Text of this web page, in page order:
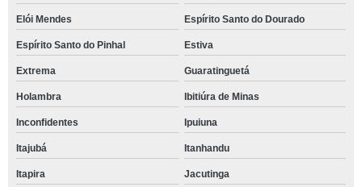
Elói Mendes Espírito Santo do Dourado
Espírito Santo do Pinhal Estiva
Extrema Guaratinguetá
Holambra Ibitiúra de Minas
Inconfidentes Ipuiuna
Itajubá Itanhandu
Itapira Jacutinga